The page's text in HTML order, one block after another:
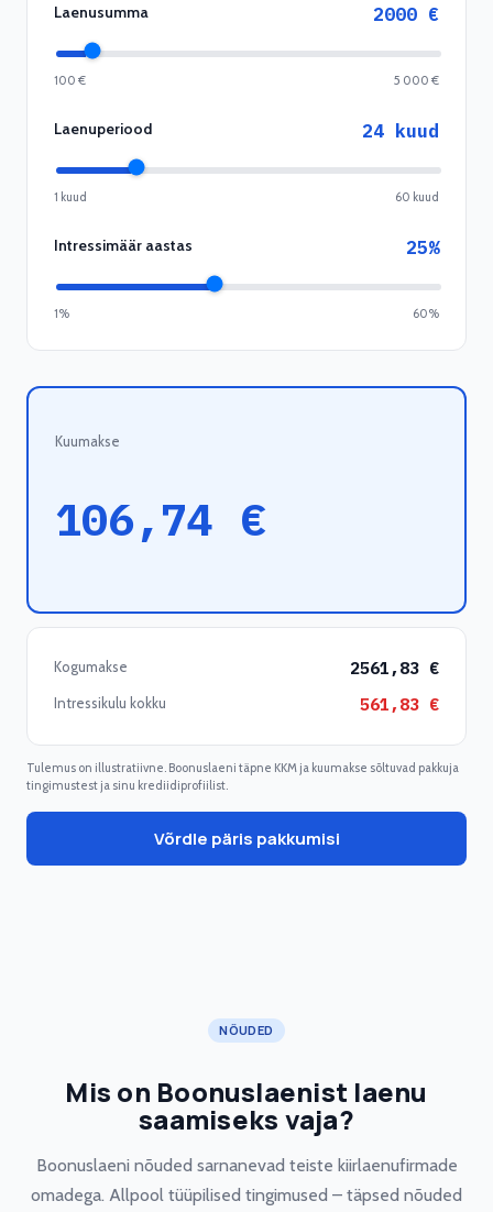
Laenusumma 2000 €
100 € 5 000 €
Laenuperiood 24 kuud
1 kuud 60 kuud
Intressimäär aastas 25%
1% 60%
Kuumakse
106,74 €
Kogumakse 2561,83 €
Intressikulu kokku 561,83 €
Tulemus on illustratiivne. Boonuslaeni täpne KKM ja kuumakse sõltuvad pakkuja
tingimustest ja sinu krediidiprofiilist.
Võrdle päris pakkumisi
NÕUDED
Mis on Boonuslaenist laenu
saamiseks vaja?
Boonuslaeni nõuded sarnanevad teiste kiirlaenufirmade
omadega. Allpool tüüpilised tingimused – täpsed nõuded